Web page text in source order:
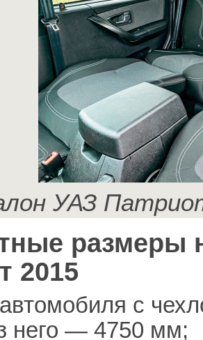
УАЗ
размеры
2015
с
него — 4750 мм;